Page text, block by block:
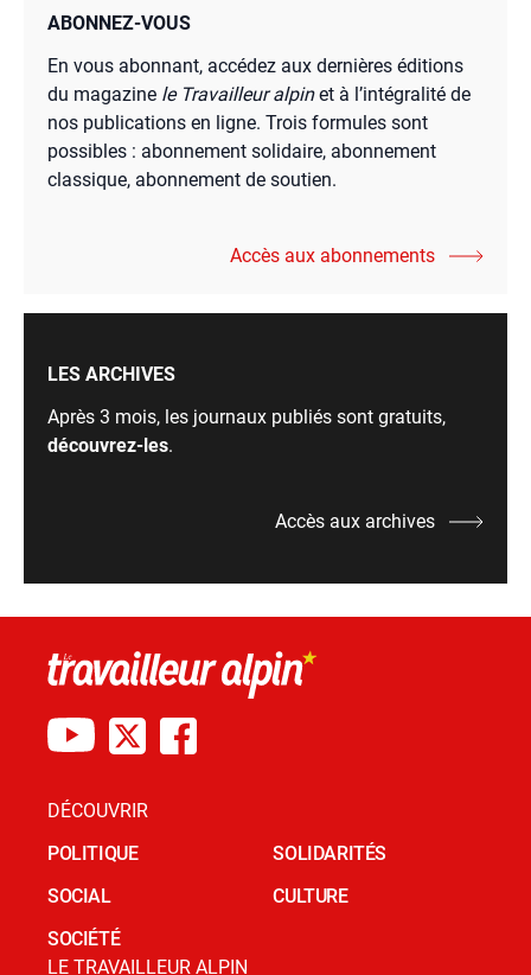
ABONNEZ-VOUS
En vous abonnant, accédez aux dernières éditions
du magazine le Travailleur alpinet à l’intégralité de
nos publications en ligne. Trois formules sont
possibles : abonnement solidaire, abonnement
classique, abonnement de soutien.
Accès aux abonnements
LES ARCHIVES
Après 3 mois, les journaux publiés sont gratuits,
découvrez-les.
Accès aux archives
DÉCOUVRIR
POLITIQUE
SOCIAL
SOCIÉTÉ
SOLIDARITÉS
CULTURE
LE TRAVAILLEUR ALPIN